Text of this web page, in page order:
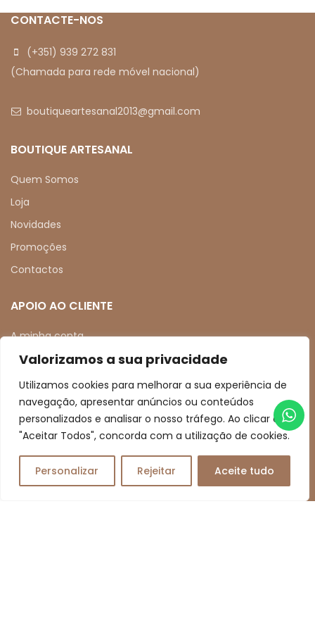
Valorizamos a sua privacidade
Utilizamos cookies para melhorar a sua experiência de
navegação, apresentar anúncios ou conteúdos
personalizados e analisar o nosso tráfego. Ao clicar em
"Aceitar Todos", concorda com a utilização de cookies.
Personalizar Rejeitar Aceite tudo
CONTACTE-NOS
(+351) 939 272 831
(Chamada para rede móvel nacional)
boutiqueartesanal2013@gmail.com
BOUTIQUE ARTESANAL
Quem Somos
Loja
Novidades
Promoções
Contactos
APOIO AO CLIENTE
A minha conta
Favoritos
Comparar
Política de Privacidade
Condições e Políticas de Venda
Livro de Reclamações Online
0